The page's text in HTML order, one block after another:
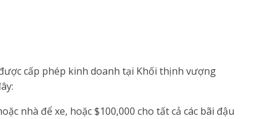
cấp phép kinh doanh tại Khối thịnh vượng
nhà để xe, hoặc $100,000 cho tất cả các bãi đậu